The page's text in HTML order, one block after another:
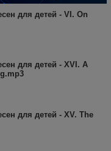
для детей - VI. On
для детей - XVI. A
для детей - XV. The